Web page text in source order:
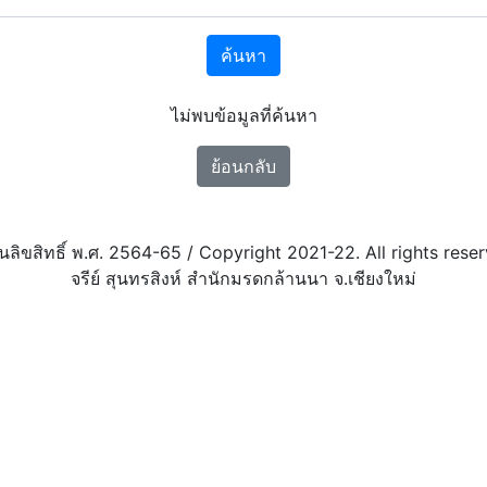
ค้นหา
ไม่พบข้อมูลที่ค้นหา
ย้อนกลับ
ลิขสิทธิ์ พ.ศ. 2564-65 / Copyright 2021-22. All rights
จรีย์ สุนทรสิงห์ สำนักมรดกล้านนา จ.เชียงใหม่